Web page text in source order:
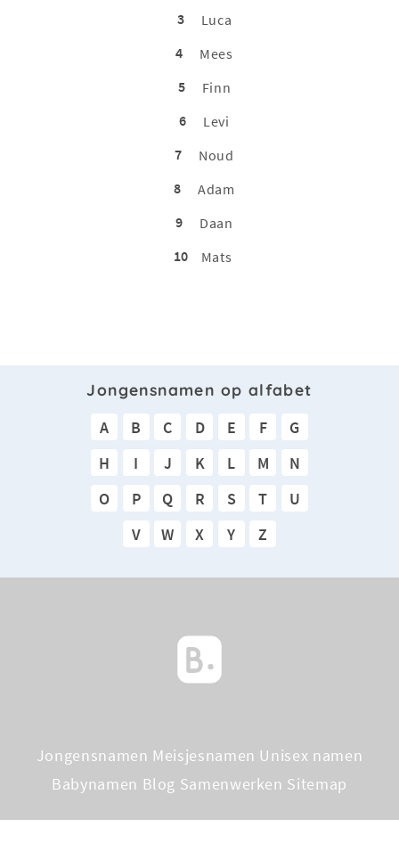
3
Luca
4
Mees
5
Finn
6
Levi
7
Noud
8
Adam
9
Daan
10
Mats
Jongensnamen op alfabet
A B C D E F
G
H
I J K L M
N
O
P Q R S T
U
V
W X Y Z
Jongensnamen Meisjesnamen Unisex namen
Babynamen Blog Samenwerken Sitemap